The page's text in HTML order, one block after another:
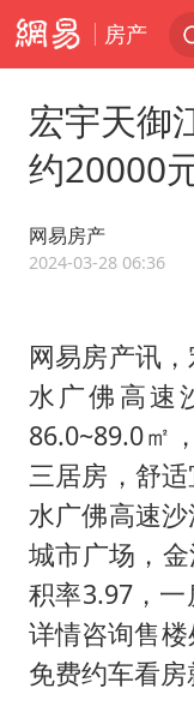
房产
宏宇天御
约20000
网易房产
2024-03-28 06:36
网易房产讯
水广佛高速
86.0~89.0㎡
三居房，舒
水广佛高速
城市广场，
积率3.97，一
详情咨询售楼
免费约车看